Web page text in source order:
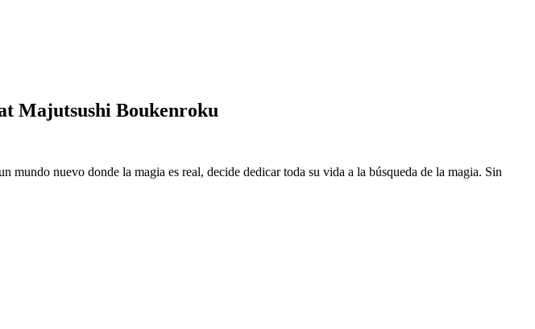
Majutsushi Boukenroku
nuevo donde la magia es real, decide dedicar toda su vida a la búsqueda de la magia. Sin